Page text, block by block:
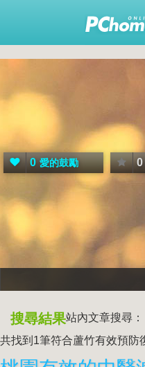
0 愛的鼓勵 0
搜尋結果站內文章搜尋：
共找到1筆符合蘆竹有效預防